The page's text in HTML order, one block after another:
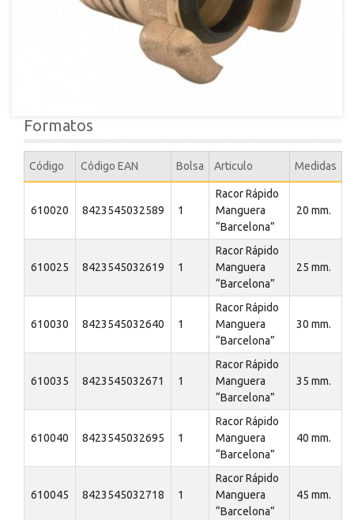
Formatos
Código Código EAN Bolsa Articulo Medidas
610020 8423545032589 1
Racor Rápido
Manguera
“Barcelona”
20 mm.
610025 8423545032619 1
Racor Rápido
Manguera
“Barcelona”
25 mm.
610030 8423545032640 1
Racor Rápido
Manguera
“Barcelona”
30 mm.
610035 8423545032671 1
Racor Rápido
Manguera
“Barcelona”
35 mm.
610040 8423545032695 1
Racor Rápido
Manguera
“Barcelona”
40 mm.
610045 8423545032718 1
Racor Rápido
Manguera
“Barcelona”
45 mm.